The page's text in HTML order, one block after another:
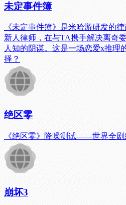
未定事件簿
《未定事件簿》是米哈游研发的
新人律师，在与TA携手解决离奇
人知的阴谋。这是一场恋爱x推理
择？
绝区零
《绝区零》降噪测试——世界全剧
崩坏3